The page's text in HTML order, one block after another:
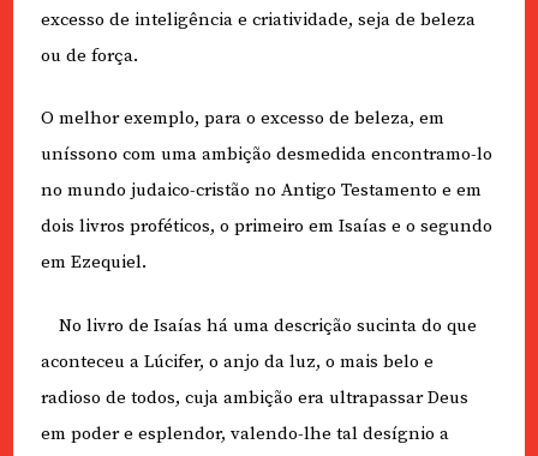
excesso de inteligência e criatividade, seja de beleza
ou de força.
O melhor exemplo, para o excesso de beleza, em
uníssono com uma ambição desmedida encontramo-lo
no mundo judaico-cristão no Antigo Testamento e em
dois livros proféticos, o primeiro em Isaías e o segundo
em Ezequiel.
No livro de Isaías há uma descrição sucinta do que
aconteceu a Lúcifer, o anjo da luz, o mais belo e
radioso de todos, cuja ambição era ultrapassar Deus
em poder e esplendor, valendo-lhe tal desígnio a